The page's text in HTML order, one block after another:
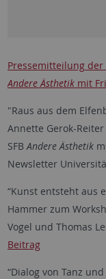
Pressemitteilung
Andere Ästhetikmit
"Raus aus dem
Annette Gerok-
SFBAndere Ästhetik
Newsletter
“Kunst entsteht aus
Hammer zum
Vogel und Thomas
Beitrag
“Dialog von Tanz